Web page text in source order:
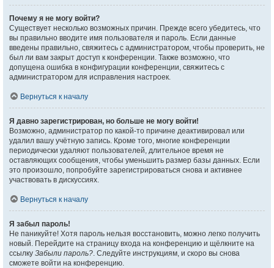
Почему я не могу войти?
Существует несколько возможных причин. Прежде всего убедитесь, что
вы правильно вводите имя пользователя и пароль. Если данные
введены правильно, свяжитесь с администратором, чтобы проверить, не
был ли вам закрыт доступ к конференции. Также возможно, что
допущена ошибка в конфигурации конференции, свяжитесь с
администратором для исправления настроек.
Вернуться к началу
Я давно зарегистрирован, но больше не могу войти!
Возможно, администратор по какой-то причине деактивировал или
удалил вашу учётную запись. Кроме того, многие конференции
периодически удаляют пользователей, длительное время не
оставляющих сообщения, чтобы уменьшить размер базы данных. Если
это произошло, попробуйте зарегистрироваться снова и активнее
участвовать в дискуссиях.
Вернуться к началу
Я забыл пароль!
Не паникуйте! Хотя пароль нельзя восстановить, можно легко получить
новый. Перейдите на страницу входа на конференцию и щёлкните на
ссылку Забыли пароль?. Следуйте инструкциям, и скоро вы снова
сможете войти на конференцию.